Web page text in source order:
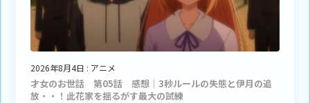
2026年8月4日 : アニメ
才女のお世話 第05話 感想｜3秒ルールの失態と伊月の追
放・・！此花家を揺るがす最大の試練